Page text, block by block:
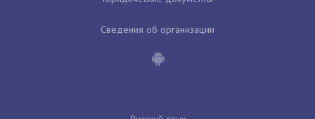
Сведения об организации